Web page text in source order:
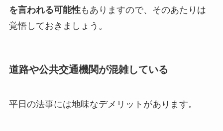
を言われる可能性もありますので、そのあたりは
覚悟しておきましょう。
道路や公共交通機関が混雑している
平日の法事には地味なデメリットがあります。